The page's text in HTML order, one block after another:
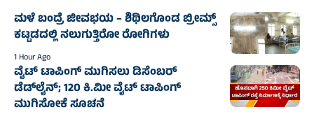
ಮಳೆ ಬಂದ್ರೆ ಜೀವಭಯ – ಶಿಥಿಲಗೊಂಡ ಬ್ರೀಮ್ಸ್
ಕಟ್ಟಡದಲ್ಲಿ ನಲುಗುತ್ತಿರೋ ರೋಗಿಗಳು
1 Hour Ago
ವೈಟ್ ಟಾಪಿಂಗ್ ಮುಗಿಸಲು ಡಿಸೆಂಬರ್
ಡೆಡ್‌ಲೈನ್; 120 ಕಿ.ಮೀ ವೈಟ್ ಟಾಪಿಂಗ್
ಮುಗಿಸೋಕೆ ಸೂಚನೆ